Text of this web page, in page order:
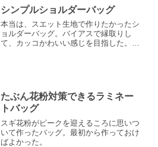
した人がたくさんいる。え、場...
シンプルショルダーバッグ
本当は、スエット生地で作りたかったシ
ョルダーバッグ。バイアスで縁取りし
て、カッコかわいい感じを目指した。目
たぶん花粉対策できるラミネー
トバッグ
スギ花粉がピークを迎えるころに思いつ
いて作ったバッグ。最初から作っておけ
ばよかった。